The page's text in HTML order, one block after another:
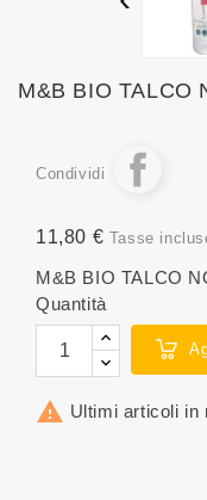
M&B BIO TALCO
Condividi
11,80 € Tasse
M&B BIO TALCO
Quantità
 Ultimi articoli in